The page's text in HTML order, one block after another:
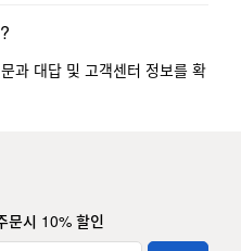
과 대답 및 고객센터 정보를 확
문시 10% 할인